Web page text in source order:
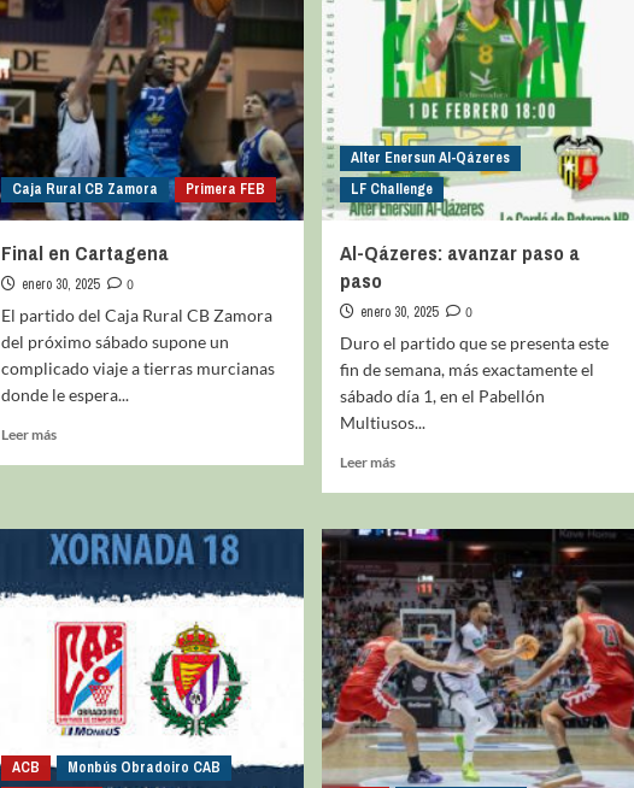
Caja Rural CB Zamora Primera FEB
Final en Cartagena
enero 30, 2025
0
El partido del Caja Rural CB Zamora
del próximo sábado supone un
complicado viaje a tierras murcianas
donde le espera...
Leer más
Alter Enersun Al-Qázeres
LF Challenge
Al-Qázeres: avanzar paso a
paso
enero 30, 2025
0
Duro el partido que se presenta este
fin de semana, más exactamente el
sábado día 1, en el Pabellón
Multiusos...
Leer más
ACB
Monbús Obradoiro CAB
La entrevista bTactic
La entrevista bTactic
mayo 7, 2026
0
Nos hacemos mayores. Vamos creciendo. Tanto así
que el próximo 20 de mayo celebramos nuestro
cuarto cumpleaños. Y todo crecimiento conlleva
sus cambios. Cambio que...
Leer más